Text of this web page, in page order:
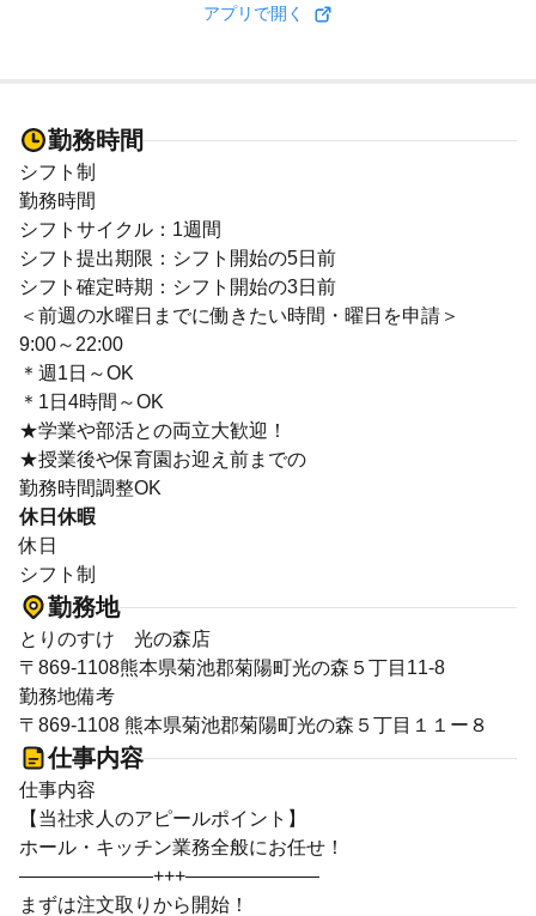
アプリで開く
勤務時間
シフト制
勤務時間
シフトサイクル：1週間
シフト提出期限：シフト開始の5日前
シフト確定時期：シフト開始の3日前
＜前週の水曜日までに働きたい時間・曜日を申請＞
9:00～22:00
＊週1日～OK
＊1日4時間～OK
★学業や部活との両立大歓迎！
★授業後や保育園お迎え前までの
勤務時間調整OK
休日休暇
休日
シフト制
勤務地
とりのすけ 光の森店
〒869-1108熊本県菊池郡菊陽町光の森５丁目11-8
勤務地備考
〒869-1108 熊本県菊池郡菊陽町光の森５丁目１１ー８
仕事内容
仕事内容
【当社求人のアピールポイント】
ホール・キッチン業務全般にお任せ！
―――――――+++―――――――
まずは注文取りから開始！